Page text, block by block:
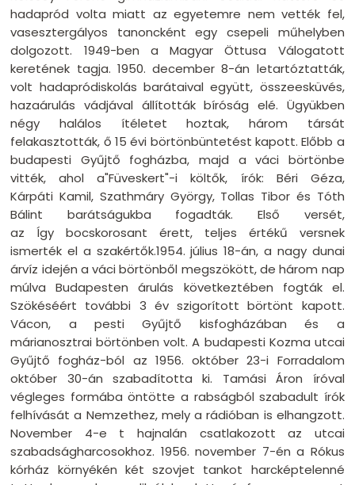
hadapród volta miatt az egyetemre nem vették fel,
vasesztergályos tanoncként egy csepeli műhelyben
dolgozott. 1949-ben a Magyar Öttusa Válogatott
keretének tagja. 1950. december 8-án letartóztatták,
volt hadapródiskolás barátaival együtt, összeesküvés,
hazaárulás vádjával állították bíróság elé. Ügyükben
négy halálos ítéletet hoztak, három társát
felakasztották, ő 15 évi börtönbüntetést kapott. Előbb a
budapesti Gyűjtő fogházba, majd a váci börtönbe
vitték, ahol a"Füveskert"-i költők, írók: Béri Géza,
Kárpáti Kamil, Szathmáry György, Tollas Tibor és Tóth
Bálint barátságukba fogadták. Első versét,
az Így bocskorosant érett, teljes értékű versnek
ismerték el a szakértők.1954. július 18-án, a nagy dunai
árvíz idején a váci börtönből megszökött, de három nap
múlva Budapesten árulás következtében fogták el.
Szökéséért további 3 év szigorított börtönt kapott.
Vácon, a pesti Gyűjtő kisfogházában és a
márianosztrai börtönben volt. A budapesti Kozma utcai
Gyűjtő fogház-ból az 1956. október 23-i Forradalom
október 30-án szabadította ki. Tamási Áron íróval
végleges formába öntötte a rabságból szabadult írók
felhívását a Nemzethez, mely a rádióban is elhangzott.
November 4-e t hajnalán csatlakozott az utcai
szabadságharcosokhoz. 1956. november 7-én a Rókus
kórház környékén két szovjet tankot harcképtelenné